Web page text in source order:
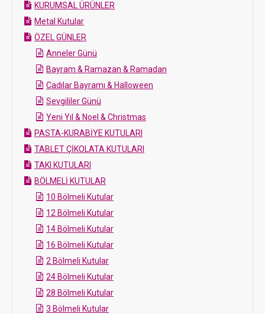
KURUMSAL ÜRÜNLER
Metal Kutular
ÖZEL GÜNLER
Anneler Günü
Bayram & Ramazan & Ramadan
Cadılar Bayramı & Halloween
Sevgililer Günü
Yeni Yıl & Noel & Christmas
PASTA-KURABİYE KUTULARI
TABLET ÇİKOLATA KUTULARI
TAKI KUTULARI
BÖLMELİ KUTULAR
10 Bölmeli Kutular
12 Bölmeli Kutular
14 Bölmeli Kutular
16 Bölmeli Kutular
2 Bölmeli Kutular
24 Bölmeli Kutular
28 Bölmeli Kutular
3 Bölmeli Kutular